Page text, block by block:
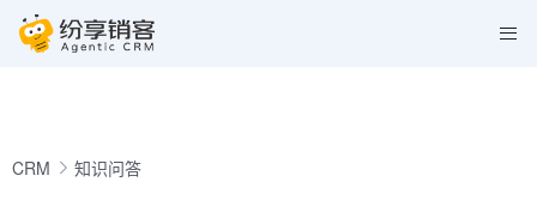
CRM 知识问答